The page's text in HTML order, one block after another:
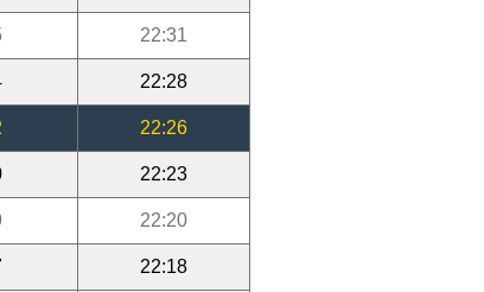
22:31
22:28
22:26
22:23
22:20
22:18